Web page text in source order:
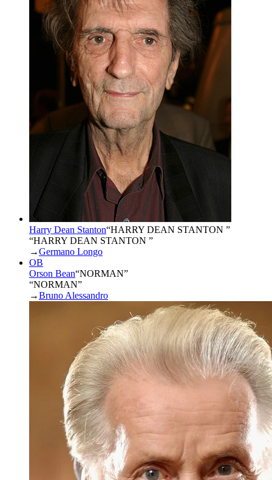
Harry Dean Stanton“HARRY DEAN STANTON ”
“HARRY DEAN STANTON ”
→Germano Longo
OB
Orson Bean“NORMAN”
“NORMAN”
→Bruno Alessandro